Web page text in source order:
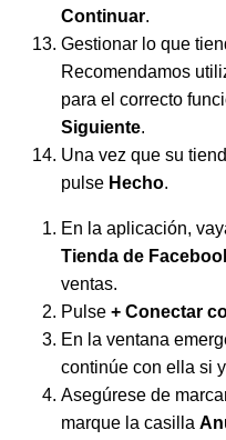
Continuar.
Gestionar lo que
Recomendamos
para el correcto
Siguiente.
Una vez que su
pulse Hecho.
En la aplicación,
Tienda de
ventas.
Pulse + Conectar
En la ventana
continúe con ella si
Asegúrese de
marque la casilla